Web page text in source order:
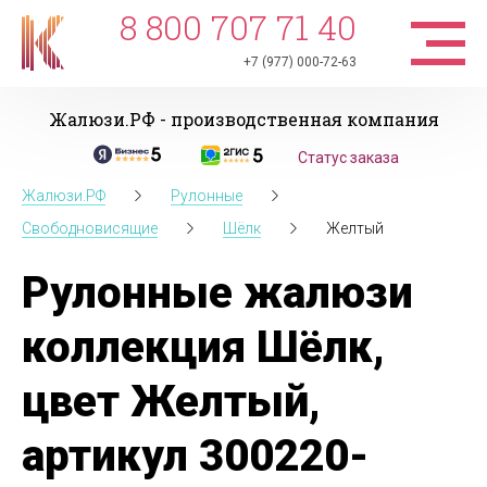
8 800 707 71 40
+7 (977) 000-72-63
Жалюзи.РФ - производственная компания
Статус заказа
Жалюзи.РФ
Рулонные
Свободновисящие
Шёлк Желтый
Рулонные жалюзи
коллекция Шёлк,
цвет Желтый,
артикул 300220-